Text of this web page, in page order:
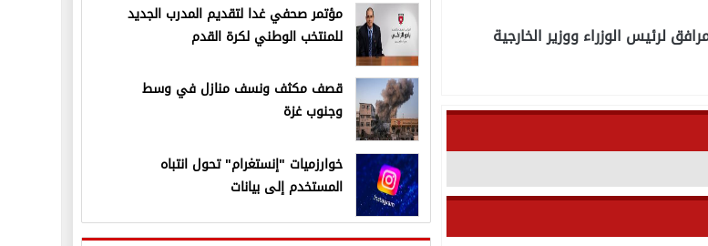
لرئيس الوزراء ووزير الخارجية
مؤتمر صحفي غدا لتقديم المدرب الجديد
للمنتخب الوطني لكرة القدم
قصف مكثف ونسف منازل في وسط
وجنوب غزة
خوارزميات "إنستغرام" تحول انتباه
المستخدم إلى بيانات